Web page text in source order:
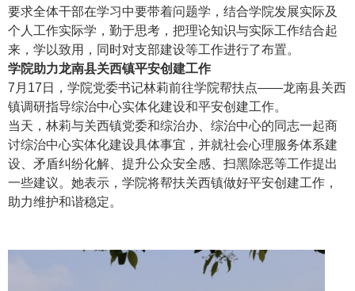
要求全体干部在学习中要带着问题学，结合学院发展实际及
个人工作实际学，勤于思考，把理论知识与实际工作结合起
来，学以致用，同时对支部建设等工作进行了布置。
学院助力龙南县关西镇平安创建工作
7月17日，学院党委书记林莉前往学院帮扶点——龙南县关西
镇调研指导综治中心实体化建设和平安创建工作。
当天，林莉与关西镇党委和综治办、综治中心的同志一起商
讨综治中心实体化建设具体事宜，并就社会心理服务体系建
设、矛盾纠纷化解、提升公众安全感、扫黑除恶等工作提出
一些建议。她表示，学院将帮扶关西镇做好平安创建工作，
助力维护和谐稳定。